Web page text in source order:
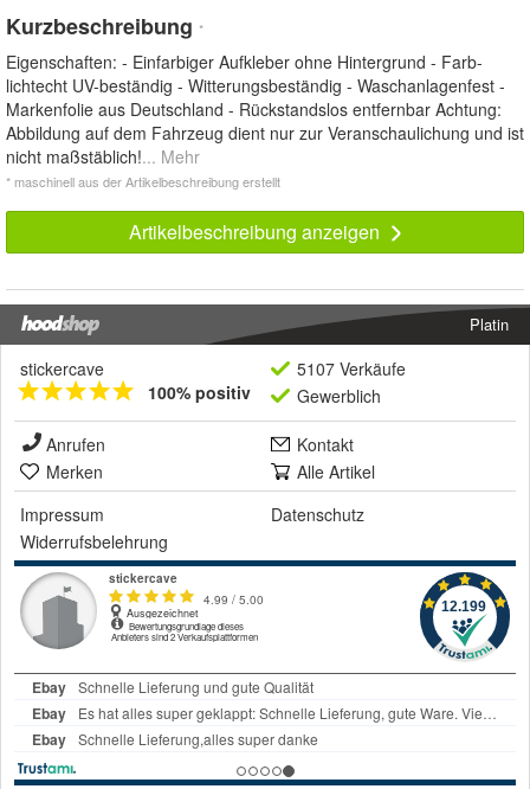
Kurzbeschreibung *
Eigenschaften: - Einfarbiger Aufkleber ohne Hintergrund - Farb-
lichtecht UV-beständig - Witterungsbeständig - Waschanlagenfest -
Markenfolie aus Deutschland - Rückstandslos entfernbar Achtung:
Abbildung auf dem Fahrzeug dient nur zur Veranschaulichung und ist
nicht maßstäblich!... Mehr
* maschinell aus der Artikelbeschreibung erstellt
Artikelbeschreibung anzeigen
Platin
stickercave
100% positiv
5107 Verkäufe
Gewerblich
Anrufen
Kontakt
Merken
Alle Artikel
Impressum
Datenschutz
Widerrufsbelehrung